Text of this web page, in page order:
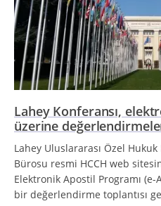
Lahey Konferansı,
üzerine
Lahey Uluslararası Özel Hukuk
Bürosu resmi HCCH web
Elektronik Apostil Programı
bir değerlendirme toplantısı